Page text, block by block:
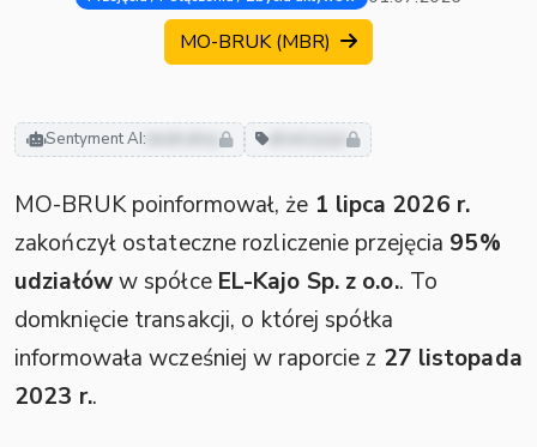
MO-BRUK (MBR)
Sentyment AI: neutralny akwizycje
MO-BRUK poinformował, że 1 lipca 2026 r.
zakończył ostateczne rozliczenie przejęcia 95%
udziałóww spółce EL-Kajo Sp. z o.o.. To
domknięcie transakcji, o której spółka
informowała wcześniej w raporcie z 27 listopada
2023 r..